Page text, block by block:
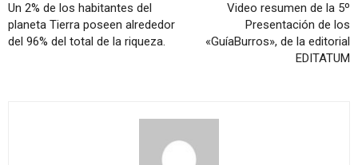
Un 2% de los habitantes del
planeta Tierra poseen alrededor
del 96% del total de la riqueza.
Video resumen de la 5º
Presentación de los
«GuíaBurros», de la editorial
EDITATUM